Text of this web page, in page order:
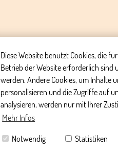
Vorsorge
Bestattungsvorsorge
Infomaterial Bestattung
Unterlagen Trauerfall
Bestattungskosten
Diese Website benutzt Cookies, die
Betrieb der Website erforderlich sind
werden. Andere Cookies, um Inhalte
personalisieren und die Zugriffe auf
analysieren, werden nur mit Ihrer
Mehr Infos
Notwendig Statistiken